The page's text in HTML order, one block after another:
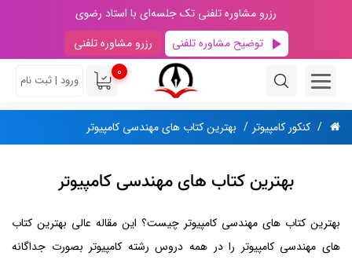
رزرو مشاوره تلفنی تک جلسه‌ای با استاد رضوی
توضیح مشاوره تلفنی
رزرو مشاوره تلفنی
0
ورود | ثبت نام
کنکور کامپیوتر بهترین کتاب های مهندسی کامپیوتر
بهترین کتاب های مهندسی کامپیوتر
بهترین کتاب های مهندسی کامپیوتر چیست؟ این مقاله عالی بهترین کتاب
های مهندسی کامپیوتر را در همه دروس رشته کامپیوتر بصورت جداگانه